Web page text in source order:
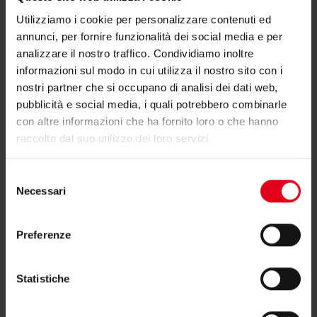
Utilizziamo i cookie per personalizzare contenuti ed
annunci, per fornire funzionalità dei social media e per
analizzare il nostro traffico. Condividiamo inoltre
informazioni sul modo in cui utilizza il nostro sito con i
nostri partner che si occupano di analisi dei dati web,
pubblicità e social media, i quali potrebbero combinarle
con altre informazioni che ha fornito loro o che hanno
raccolto dal suo utilizzo dei loro servizi.
delNecessari
Preferenze
Statistiche
Direttiva sull’efficienza energetica, stabilisce
un quadro di misure per promuovere
l'efficienza energetica nell'Unione Europea.
Tra le varie disposizioni, tale direttiva include
requisiti specifici per la contabilizzazione
dell'energia in edifici dotati di impianti
particolare, stabilisce l’obbligo di installare
calore e dell’ACS negli edifici con più unità
(articolo 9: “contabilizzazione del calore e